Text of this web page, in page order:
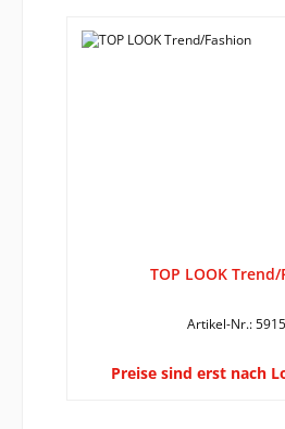
TOP LOOK
Artikel-Nr.:
Preise sind erst nach